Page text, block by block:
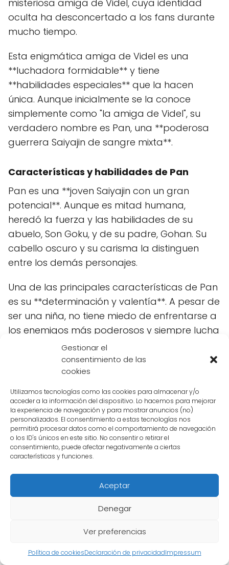
Gestionar el
consentimiento de las
cookies
Utilizamos tecnologías como las cookies para almacenar y/o
acceder a la información del dispositivo. Lo hacemos para mejorar
la experiencia de navegación y para mostrar anuncios (no)
personalizados. El consentimiento a estas tecnologías nos
permitirá procesar datos como el comportamiento de navegación
o los ID's únicos en este sitio. No consentir o retirar el
consentimiento, puede afectar negativamente a ciertas
características y funciones.
Aceptar
Denegar
Ver preferencias
Política de cookiesDeclaración de privacidadImpressum
misteriosa amiga de Videl, cuya identidad
oculta ha desconcertado a los fans durante
mucho tiempo.
Esta enigmática amiga de Videl es una
**luchadora formidable** y tiene
**habilidades especiales** que la hacen
única. Aunque inicialmente se la conoce
simplemente como "la amiga de Videl", su
verdadero nombre es Pan, una **poderosa
guerrera Saiyajin de sangre mixta**.
Características y habilidades de Pan
Pan es una **joven Saiyajin con un gran
potencial**. Aunque es mitad humana,
heredó la fuerza y las habilidades de su
abuelo, Son Goku, y de su padre, Gohan. Su
cabello oscuro y su carisma la distinguen
entre los demás personajes.
Una de las principales características de Pan
es su **determinación y valentía**. A pesar de
ser una niña, no tiene miedo de enfrentarse a
los enemigos más poderosos y siempre lucha
con todo su corazón.
Pan también posee un **poderoso ki**, que le
energéticos. Su fuerza física es asombrosa y
puede rivalizar con los guerreros más fuertes
del universo.
Además de su fuerza, Pan tiene una **gran
de pensar rápidamente y encontrar
estrategias para derrotar a sus oponentes.
GT, la continuación de Dragon Ball Z. En esta